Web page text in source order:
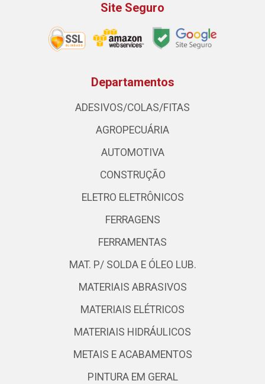
Site Seguro
Departamentos
ADESIVOS/COLAS/FITAS
AGROPECUÁRIA
AUTOMOTIVA
CONSTRUÇÃO
ELETRO ELETRÔNICOS
FERRAGENS
FERRAMENTAS
MAT. P/ SOLDA E ÓLEO LUB.
MATERIAIS ABRASIVOS
MATERIAIS ELÉTRICOS
MATERIAIS HIDRÁULICOS
METAIS E ACABAMENTOS
PINTURA EM GERAL